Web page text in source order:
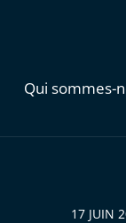
Qui sommes-
17 JUIN